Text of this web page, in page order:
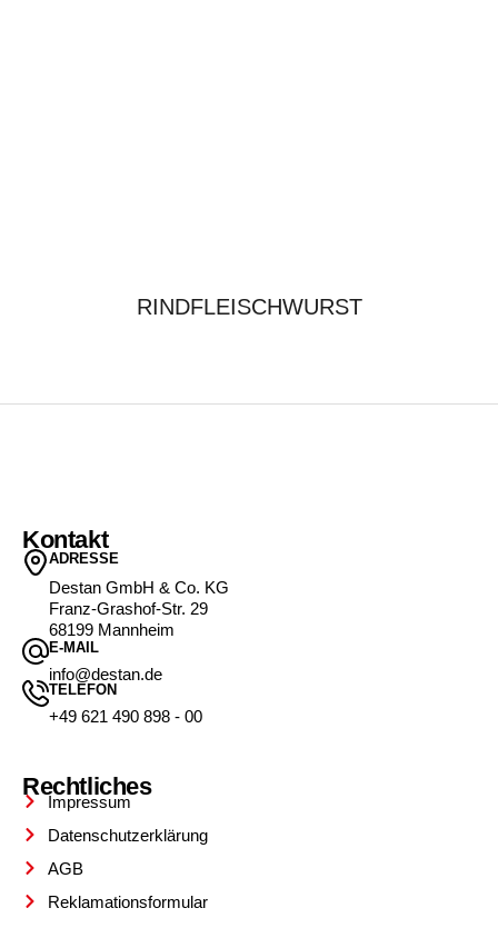
RINDFLEISCHWURST
Kontakt
ADRESSE
Destan GmbH & Co. KG
Franz-Grashof-Str. 29
68199 Mannheim
E-MAIL
info@destan.de
TELEFON
+49 621 490 898 - 00
Rechtliches
Impressum
Datenschutzerklärung
AGB
Reklamationsformular